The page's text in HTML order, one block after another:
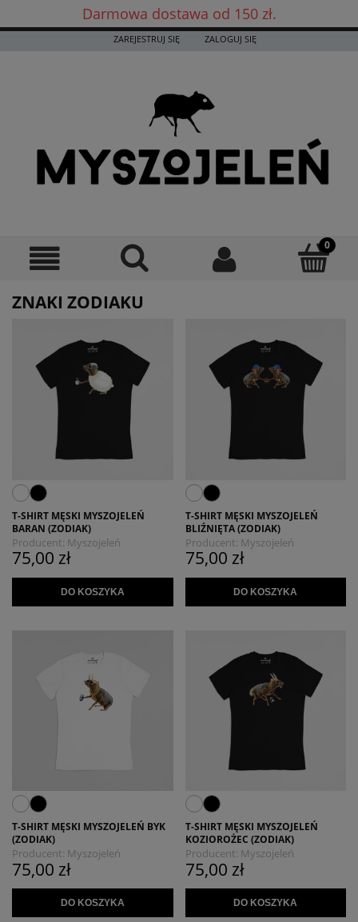
Darmowa dostawa od 150 zł.
Darmowa dostawa już od 150 zł! ✨
ZAREJESTRUJ SIĘ ZALOGUJ SIĘ
ZNAKI ZODIAKU
T-SHIRT MĘSKI MYSZOJELEŃ
BARAN (ZODIAK)
Producent: Myszojeleń
75,00 zł
DO KOSZYKA
T-SHIRT MĘSKI MYSZOJELEŃ
BLIŹNIĘTA (ZODIAK)
Producent: Myszojeleń
75,00 zł
DO KOSZYKA
T-SHIRT MĘSKI MYSZOJELEŃ BYK
(ZODIAK)
Producent: Myszojeleń
75,00 zł
DO KOSZYKA
T-SHIRT MĘSKI MYSZOJELEŃ
KOZIOROŻEC (ZODIAK)
Producent: Myszojeleń
75,00 zł
DO KOSZYKA